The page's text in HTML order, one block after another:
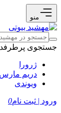
منو
جستجوی
ژرورا
دریم مارس
ویوندی
ورود | ثبت نام0